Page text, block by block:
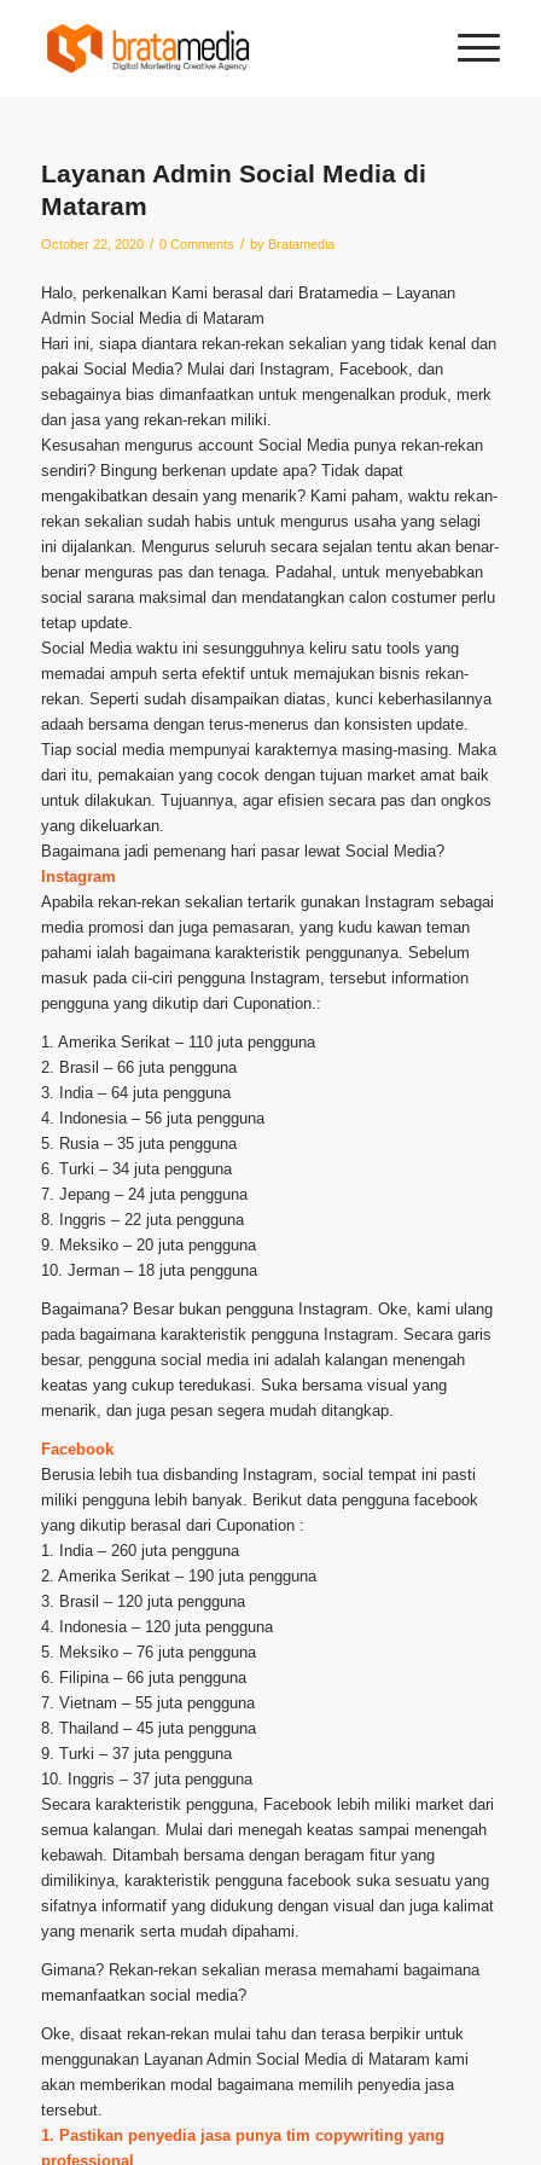
Layanan Admin Social Media di
Mataram
October 22, 2020 / 0 Comments / by Bratamedia
Halo, perkenalkan Kami berasal dari Bratamedia – Layanan
Admin Social Media di Mataram
Hari ini, siapa diantara rekan-rekan sekalian yang tidak kenal dan
pakai Social Media? Mulai dari Instagram, Facebook, dan
sebagainya bias dimanfaatkan untuk mengenalkan produk, merk
dan jasa yang rekan-rekan miliki.
Kesusahan mengurus account Social Media punya rekan-rekan
sendiri? Bingung berkenan update apa? Tidak dapat
mengakibatkan desain yang menarik? Kami paham, waktu rekan-
rekan sekalian sudah habis untuk mengurus usaha yang selagi
ini dijalankan. Mengurus seluruh secara sejalan tentu akan benar-
benar menguras pas dan tenaga. Padahal, untuk menyebabkan
social sarana maksimal dan mendatangkan calon costumer perlu
tetap update.
Social Media waktu ini sesungguhnya keliru satu tools yang
memadai ampuh serta efektif untuk memajukan bisnis rekan-
rekan. Seperti sudah disampaikan diatas, kunci keberhasilannya
adaah bersama dengan terus-menerus dan konsisten update.
Tiap social media mempunyai karakternya masing-masing. Maka
dari itu, pemakaian yang cocok dengan tujuan market amat baik
untuk dilakukan. Tujuannya, agar efisien secara pas dan ongkos
yang dikeluarkan.
Bagaimana jadi pemenang hari pasar lewat Social Media?
Instagram
Apabila rekan-rekan sekalian tertarik gunakan Instagram sebagai
media promosi dan juga pemasaran, yang kudu kawan teman
pahami ialah bagaimana karakteristik penggunanya. Sebelum
masuk pada cii-ciri pengguna Instagram, tersebut information
pengguna yang dikutip dari Cuponation.:
1. Amerika Serikat – 110 juta pengguna
2. Brasil – 66 juta pengguna
3. India – 64 juta pengguna
4. Indonesia – 56 juta pengguna
5. Rusia – 35 juta pengguna
6. Turki – 34 juta pengguna
7. Jepang – 24 juta pengguna
8. Inggris – 22 juta pengguna
9. Meksiko – 20 juta pengguna
10. Jerman – 18 juta pengguna
Bagaimana? Besar bukan pengguna Instagram. Oke, kami ulang
pada bagaimana karakteristik pengguna Instagram. Secara garis
besar, pengguna social media ini adalah kalangan menengah
keatas yang cukup teredukasi. Suka bersama visual yang
menarik, dan juga pesan segera mudah ditangkap.
Facebook
Berusia lebih tua disbanding Instagram, social tempat ini pasti
miliki pengguna lebih banyak. Berikut data pengguna facebook
yang dikutip berasal dari Cuponation :
1. India – 260 juta pengguna
2. Amerika Serikat – 190 juta pengguna
3. Brasil – 120 juta pengguna
4. Indonesia – 120 juta pengguna
5. Meksiko – 76 juta pengguna
6. Filipina – 66 juta pengguna
7. Vietnam – 55 juta pengguna
8. Thailand – 45 juta pengguna
9. Turki – 37 juta pengguna
10. Inggris – 37 juta pengguna
Secara karakteristik pengguna, Facebook lebih miliki market dari
semua kalangan. Mulai dari menegah keatas sampai menengah
kebawah. Ditambah bersama dengan beragam fitur yang
dimilikinya, karakteristik pengguna facebook suka sesuatu yang
sifatnya informatif yang didukung dengan visual dan juga kalimat
yang menarik serta mudah dipahami.
Gimana? Rekan-rekan sekalian merasa memahami bagaimana
memanfaatkan social media?
Oke, disaat rekan-rekan mulai tahu dan terasa berpikir untuk
menggunakan Layanan Admin Social Media di Mataram kami
akan memberikan modal bagaimana memilih penyedia jasa
tersebut.
1. Pastikan penyedia jasa punya tim copywriting yang
professional